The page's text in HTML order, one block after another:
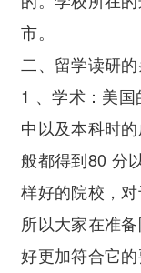
市。
二、留学读研
1 、学术：美
中以及本科时
般都得到80 分
样好的院校，对
所以大家在准
好更加符合它的